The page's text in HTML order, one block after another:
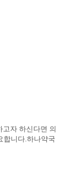
자 하신다면 의
합니다.하나약국